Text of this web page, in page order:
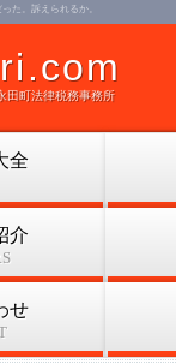
田町法律税務事務所
た。訴えられるか。
全
介
せ